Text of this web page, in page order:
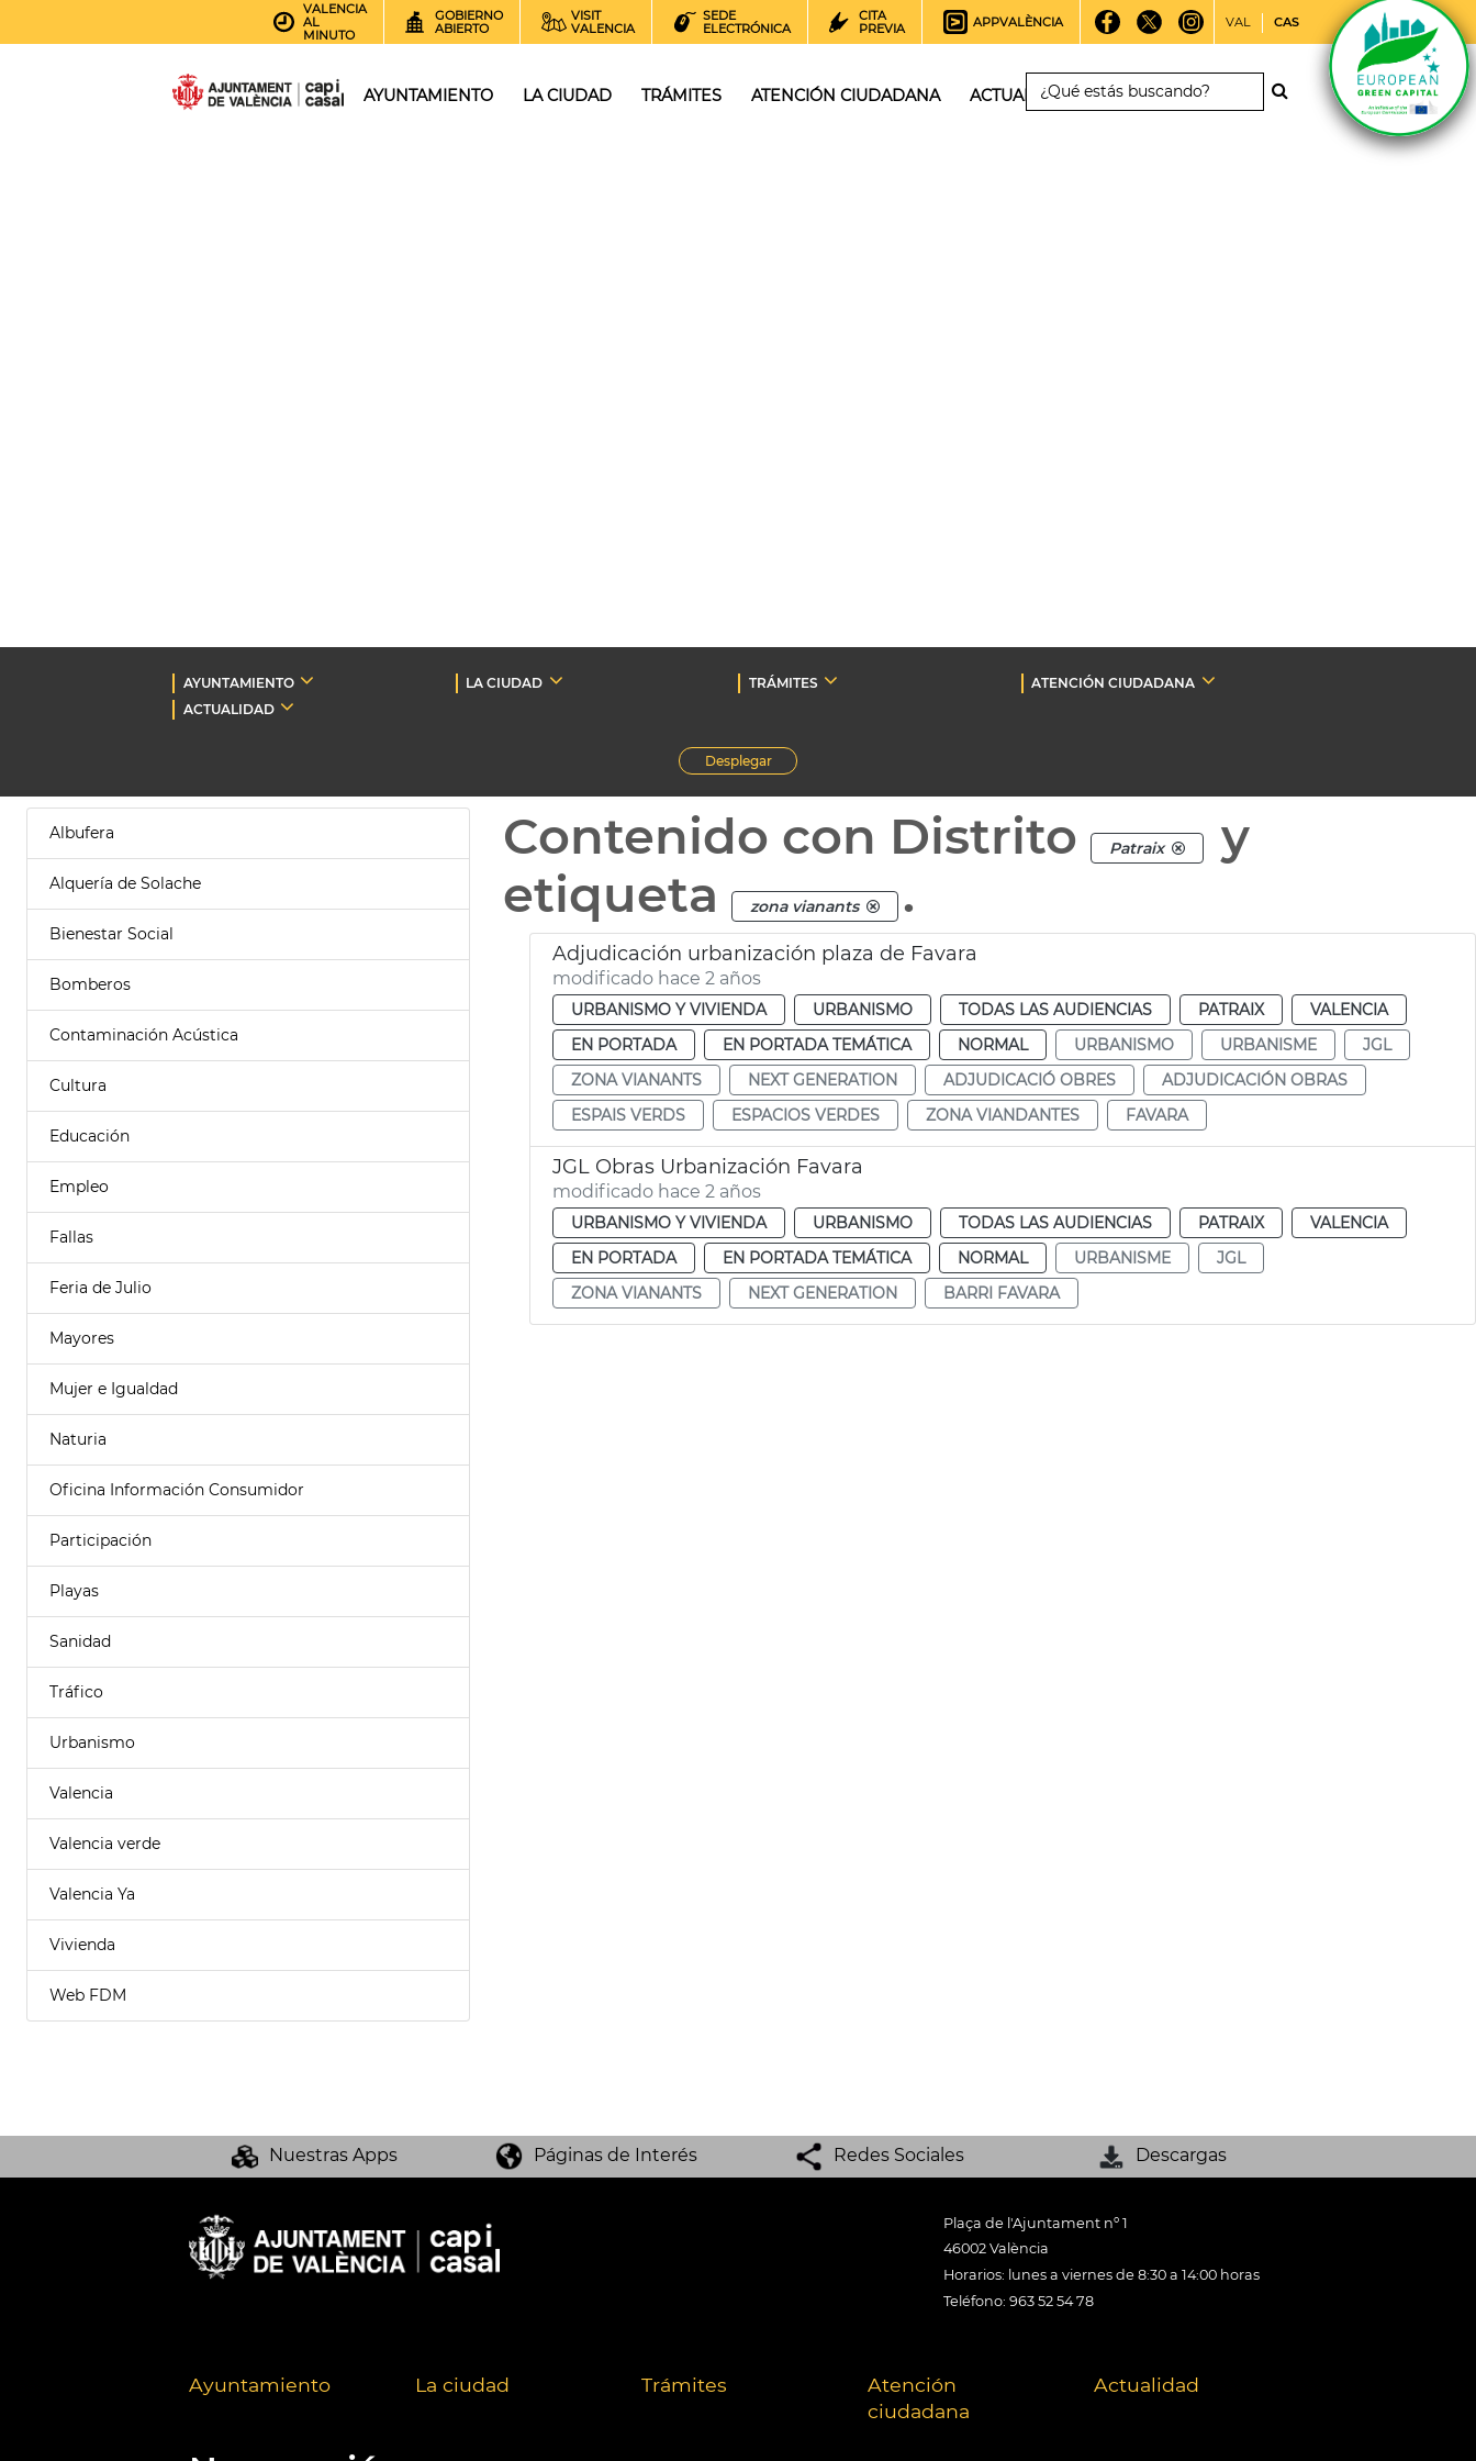
VALENCIA
AL
MINUTO
GOBIERNO
ABIERTO
VISIT
VALENCIA
SEDE
ELECTRÓNICA
CITA
PREVIA
APPVALÈNCIA VAL CAS
AYUNTAMIENTO LA CIUDAD TRÁMITES ATENCIÓN CIUDADANA ACTUALIDAD
AYUNTAMIENTO LA CIUDAD TRÁMITES
ATENCIÓN CIUDADANA
ACTUALIDAD
Desplegar
Albufera
Alquería de Solache
Bienestar Social
Bomberos
Contaminación Acústica
Cultura
Educación
Empleo
Fallas
Feria de Julio
Mayores
Mujer e Igualdad
Naturia
Oficina Información Consumidor
Participación
Playas
Sanidad
Tráfico
Urbanismo
Valencia
Valencia verde
Valencia Ya
Vivienda
Web FDM
Contenido con Distrito Patraix
y
etiqueta
zona vianants .
Adjudicación urbanización plaza de Favara
modificado hace 2 años
URBANISMO Y VIVIENDA URBANISMO TODAS LAS AUDIENCIAS PATRAIX
VALENCIA
EN PORTADA
EN PORTADA TEMÁTICA NORMAL URBANISMO URBANISME
JGL
ZONA VIANANTS
NEXT GENERATION ADJUDICACIÓ OBRES
ADJUDICACIÓN OBRAS
ESPAIS VERDS
ESPACIOS VERDES ZONA VIANDANTES FAVARA
JGL Obras Urbanización Favara
modificado hace 2 años
URBANISMO Y VIVIENDA URBANISMO TODAS LAS AUDIENCIAS PATRAIX
VALENCIA
EN PORTADA
EN PORTADA TEMÁTICA NORMAL URBANISME
JGL
ZONA VIANANTS
NEXT GENERATION BARRI FAVARA
Nuestras Apps Páginas de Interés Redes Sociales Descargas
Plaça de l'Ajuntament nº 1
46002 València
Horarios: lunes a viernes de 8:30 a 14:00 horas
Teléfono: 963 52 54 78
Ayuntamiento La ciudad Trámites
Atención
ciudadana
Actualidad